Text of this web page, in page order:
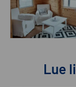
Lue